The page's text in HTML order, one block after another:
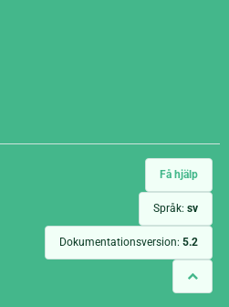
Få hjälp
Språk: sv
Dokumentationsversion: 5.2